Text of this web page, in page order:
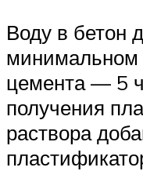
Воду в бетон
минимальном
цемента — 5
получения
раствора